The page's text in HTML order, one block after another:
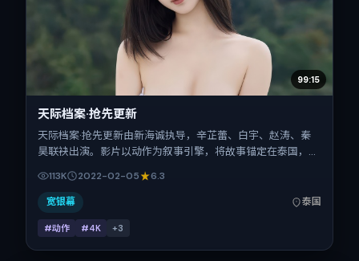
99:15
天际档案·抢先更新
天际档案·抢先更新由新海诚执导，辛芷蕾、白宇、赵涛、秦
昊联袂出演。影片以动作为叙事引擎，将故事锚定在泰国，借
当代中国的现实肌理推进人物抉择与反转。2022年2月5日于
泰国首映（春节档前后），片长132分钟，适合喜欢强情节与
细腻表演的观众。
113K 2022-02-05 6.3
宽银幕 泰国
#动作 #4K +3